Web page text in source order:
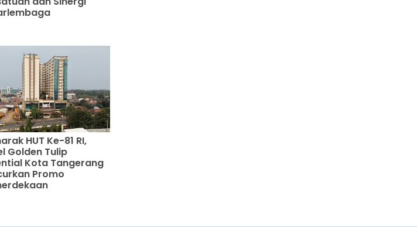
HUT Ke-81 RI,
Golden Tulip
Kota Tangerang
Promo